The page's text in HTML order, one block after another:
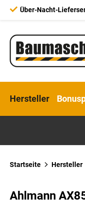
Über-Nacht-
Hersteller
Startseite Hersteller
Ahlmann